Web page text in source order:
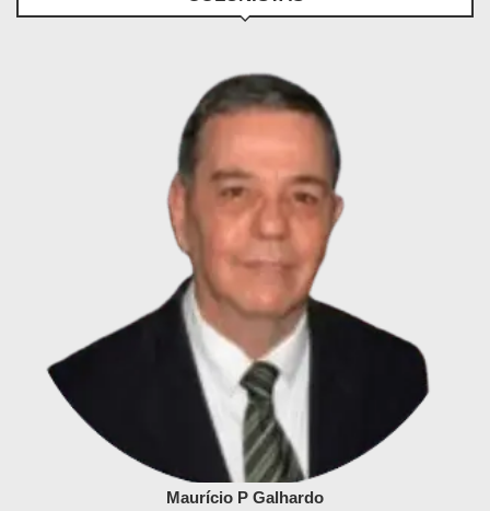
Maurício P Galhardo